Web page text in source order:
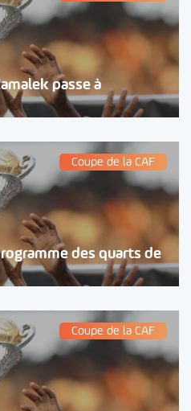
passe à
Coupe de la CAF
des quarts de
Coupe de la CAF